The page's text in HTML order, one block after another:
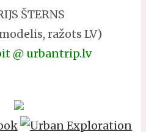
ŠTERNS
ražots LV)
@ urbantrip.lv